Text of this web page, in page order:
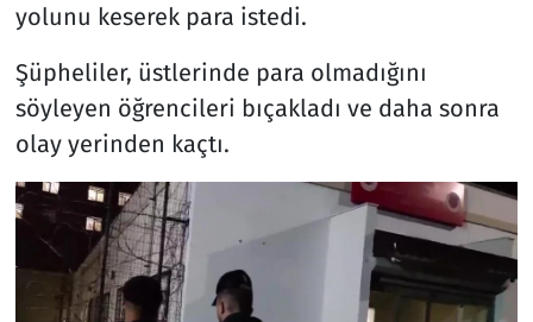
yolunu keserek para istedi.
Şüpheliler, üstlerinde para olmadığını
söyleyen öğrencileri bıçakladı ve daha sonra
olay yerinden kaçtı.